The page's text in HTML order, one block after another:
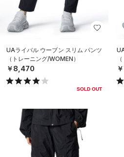
UAライバル ウーブン スリム パンツ
（トレーニング/WOMEN）
￥8,470
SOLD OUT